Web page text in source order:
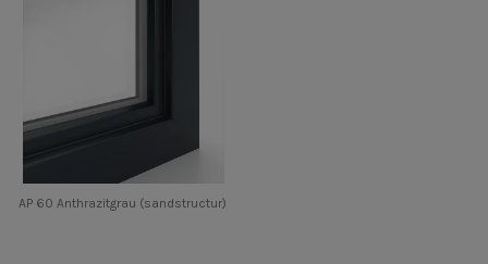
AP 60 Anthrazitgrau (sandstructur)